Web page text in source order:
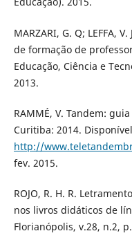
MARZARI, G. Q; LEFFA,
de formação de
Educação, Ciência e
2013.
RAMMÉ, V. Tandem:
Curitiba: 2014.
http://
fev. 2015.
ROJO, R. H. R.
nos livros didáticos de
Florianópolis, v.28, n.2,